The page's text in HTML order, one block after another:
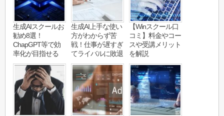
生成AIスクールお
勧め8選！
ChapGPT等で効
率化が目指せる
生成AI上手な使い
方がわからず苦
戦！仕事が遅すぎ
てライバルに敗退
【Winスクール口
コミ】料金やコー
スや受講メリット
を解説